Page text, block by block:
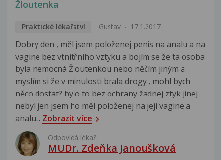
Žloutenka
Praktické lékařství Gustav 17.1.2017
Dobry den , měl jsem položenej penis na analu a na
vagine bez vtnitřního vztyku a bojím se že ta osoba
byla nemocná Žloutenkou nebo něčím jiným a
myslím si že v minulosti brala drogy , mohl bych
něco dostat? bylo to bez ochrany žadnej ztyk jinej
nebyl jen jsem ho měl položenej na její vagine a
analu... Zobrazit více
Odpovídá lékař:
MUDr. Zdeňka Janoušková